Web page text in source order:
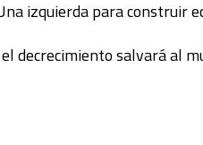
izquierda para construir
decrecimiento salvará al